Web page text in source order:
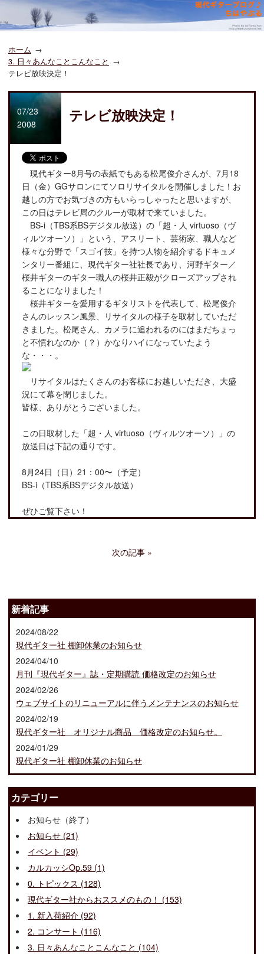
ホーム
3. 日々あんなことこんなこと
テレビ放映決定！
テレビ放映決定！
07/23
2008
現代ギター8月号の表紙でもある松尾俊介さんが、7月18
日（金）GGサロンにてソロリサイタルを開催しました！お
越しの方でお気づきの方もいらっしゃったと思いますが、
この日はテレビ局のクルーが取材で来ていました。
BS-i（TBS系BSデジタル放送）の「超・人 virtuoso（ヴ
ィルツオーソ）」という、アスリート、芸術家、職人など
様々な分野で「スゴイ技」を持つ人物を紹介するドキュメ
ンタリー番組に、現代ギター社社長であり、河野ギター／
桜井ギターのギター職人の桜井正毅がクローズアップされ
ることになりました！
桜井ギターを愛用するギタリストを代表して、松尾俊介
さんのレッスン風景、リサイタルの様子を取材していただ
きました。松尾さん、カメラに追われるのにはまだちょっ
と不慣れなのか（？）かなりハイになっていたよう
な・・・。
リサイタルはたくさんのお客様にお越しいただき、大盛
況にて幕を閉じました。
皆様、ありがとうございました。
この日取材した「超・人 virtuoso（ヴィルツオーソ）」の
放送日は下記の通りです。
8月24日（日）21：00〜（予定）
BS-i（TBS系BSデジタル放送）
ぜひご覧下さい！
次の記事
新着記事
2024/08/22
現代ギター社 棚卸休業のお知らせ
2024/04/10
月刊『現代ギター』誌・定期購読 価格改定のお知らせ
2024/02/26
ウェブサイトのリニューアルに伴うメンテナンスのお知らせ
2024/02/19
現代ギター社 オリジナル商品 価格改定のお知らせ。
2024/01/29
現代ギター社 棚卸休業のお知らせ
カテゴリー
お知らせ（終了）
お知らせ (21)
イベント (29)
カルカッシOp.59 (1)
0. トピックス (128)
現代ギター社からおススメのもの！ (153)
1. 新入荷紹介 (92)
2. コンサート (116)
3. 日々あんなことこんなこと (104)